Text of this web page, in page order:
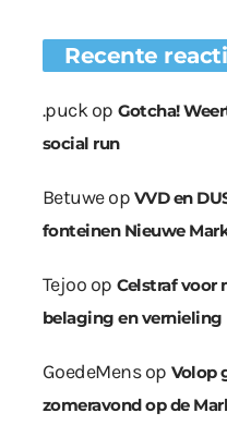
Recente
.puckop Gotcha!
social run
Betuweop VVD en
fonteinen Nieuwe
Tejoo op Celstraf voor
belaging en vernieling
GoedeMensop Volop
zomeravond op de